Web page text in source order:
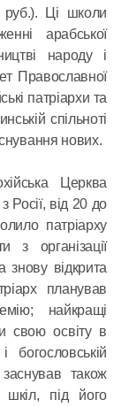
Ці школи
арабської
народу і
Православної
патріархи та
спільноті
нових.
Церква
від 20 до
патріарху
з організації
знову відкрита
планував
найкращі
свою освіту в
богословській
також
шкіл, під його